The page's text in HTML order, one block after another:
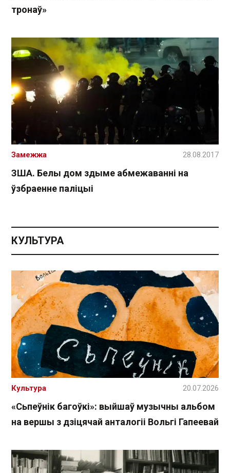
тронаў»
ЗША. Белы дом здыме абмежаванні на
ўзбраенне паліцыі
Замежжа 28.08.2017
КУЛЬТУРА
«Сьпеўнік багоўкі»: выйшаў музычны альбом
на вершы з дзіцячай анталогіі Вольгі Гапеевай
Культура 20.07.2026